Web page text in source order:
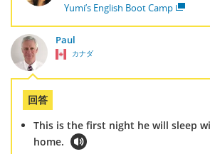
Yumi’s English Boot Camp
Paul
カナダ
回答
This is the first night he will sleep
home.